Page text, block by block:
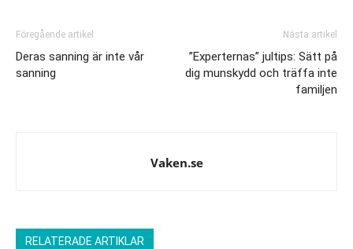
Föregående artikel
Deras sanning är inte vår
sanning
Nästa artikel
”Experternas” jultips: Sätt på
dig munskydd och träffa inte
familjen
Vaken.se
RELATERADE ARTIKLAR